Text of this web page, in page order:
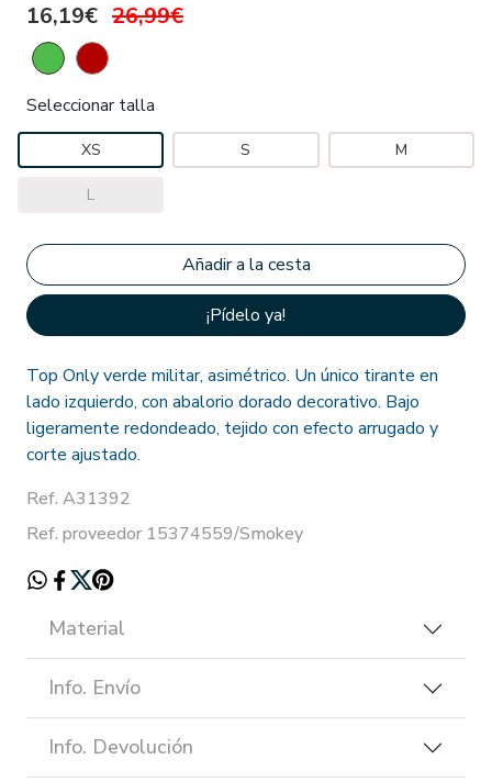
16,19€ 26,99€
Seleccionar talla
XS S M
L
¡Pídelo ya!
Top Only verde militar, asimétrico. Un único tirante en
lado izquierdo, con abalorio dorado decorativo. Bajo
ligeramente redondeado, tejido con efecto arrugado y
corte ajustado.
Ref. A31392
Ref. proveedor 15374559/Smokey
Material
Info. Envío
Info. Devolución